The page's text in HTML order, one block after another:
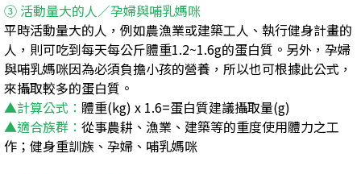
③ 活動量大的人／孕婦與哺乳媽咪
平時活動量大的人，例如農漁業或建築工人、執行健身計畫的
人，則可吃到每天每公斤體重1.2~1.6g的蛋白質。另外，孕婦
與哺乳媽咪因為必須負擔小孩的營養，所以也可根據此公式，
來攝取較多的蛋白質。
▲計算公式： 體重(kg) x 1.6=蛋白質建議攝取量(g)
▲適合族群： 從事農耕、漁業、建築等的重度使用體力之工
作；健身重訓族、孕婦、哺乳媽咪